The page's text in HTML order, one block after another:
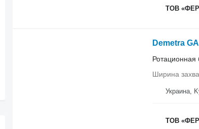
ТОВ
Demetra
Ротационная
Ширина
Украина,
ТОВ